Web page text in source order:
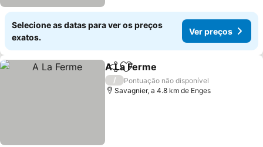
Selecione as datas para ver os preços
exatos.
Ver preços
PartilharAdicionar aos favoritos
A La Ferme
/
Pontuação não disponível
Savagnier, a 4.8 km de Enges